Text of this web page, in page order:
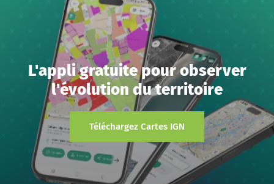
L'appli gratuite pour observer
l'évolution du territoire
Téléchargez Cartes IGN